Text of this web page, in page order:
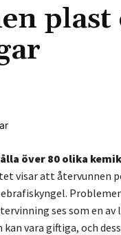
plast
över 80 olika
visar att
ses som en
vara giftiga, och